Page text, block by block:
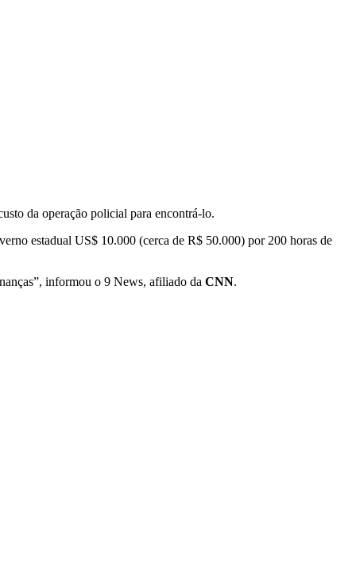
da operação policial para encontrá-lo.
estadual US$ 10.000 (cerca de R$ 50.000) por 200 horas de
informou o 9 News, afiliado da CNN.